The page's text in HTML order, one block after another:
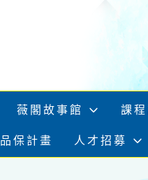
薇閣故事館 課
品保計畫 人才招募